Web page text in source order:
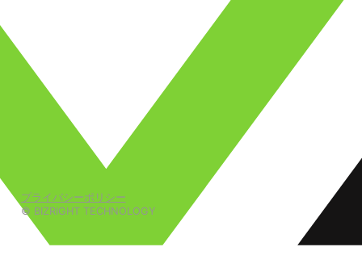
© BIZRIGHT TECHNOLOGY
プライバシーポリシー